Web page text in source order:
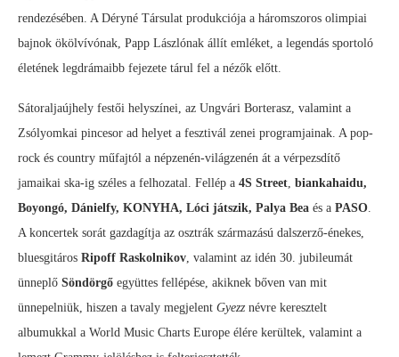
rendezésében. A Déryné Társulat produkciója a háromszoros olimpiai
bajnok ökölvívónak, Papp Lászlónak állít emléket, a legendás sportoló
életének legdrámaibb fejezete tárul fel a nézők előtt.
Sátoraljaújhely festői helyszínei, az Ungvári Borterasz, valamint a
Zsólyomkai pincesor ad helyet a fesztivál zenei programjainak. A pop-
rock és country műfajtól a népzenén-világzenén át a vérpezsdítő
jamaikai ska-ig széles a felhozatal. Fellép a 4S Street biankahaidu,
Boyongó, Dánielfy, KONYHA, Lóci játszik, Palya Bea és a PASO
A koncertek sorát gazdagítja az osztrák származású dalszerző-énekes,
bluesgitáros Ripoff Raskolnikov , valamint az idén 30. jubileumát
ünneplő Söndörgő együttes fellépése, akiknek bőven van mit
ünnepelniük, hiszen a tavaly megjelent Gyezz névre keresztelt
albumukkal a World Music Charts Europe élére kerültek, valamint a